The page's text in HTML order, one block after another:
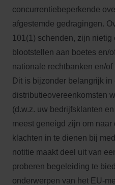
concurrentiebeperkende
afgestemde gedragingen.
101(1) schenden, zijn
blootstellen aan boetes en/
nationale rechtbanken en/
Dit is bijzonder belangrijk in
distributieovereenkomsten
(d.w.z. uw bedrijfsklanten
meest geneigd zijn om
klachten in te dienen bij
notitie maakt deel uit van
proberen begeleiding te
onderwerpen van het EU-